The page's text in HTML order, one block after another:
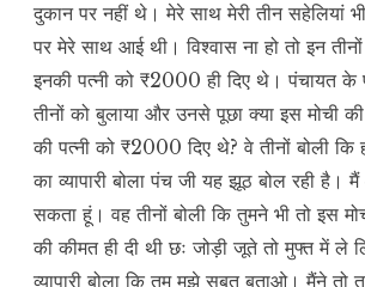
दुकान पर नहीं थे। मेरे साथ मेरी तीन सहेलियां भी
पर मेरे साथ आई थी। विश्वास ना हो तो इन
इनकी पत्नी को ₹2000 ही दिए थे। पंचायत के
तीनों को बुलाया और उनसे पूछा क्या इस मोची की
की पत्नी को ₹2000 दिए थे? वे तीनों बोली कि
का व्यापारी बोला पंच जी यह झूठ बोल रही है।
सकता हूं। वह तीनों बोली कि तुमने भी तो इस
की कीमत ही दी थी छः जोड़ी जूते तो मुफ्त में ले
व्यापारी बोला कि तुम मुझे सबूत बताओ। मैंने तो